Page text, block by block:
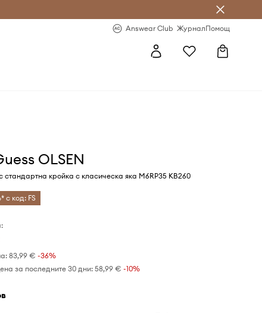
Answear Club ЖурналПомощ
OLSEN
стандартна кройка с класическа яка M6RP35 KB260
с код: FS
83,99 € -36%
за последните 30 дни: 58,99 € -10%